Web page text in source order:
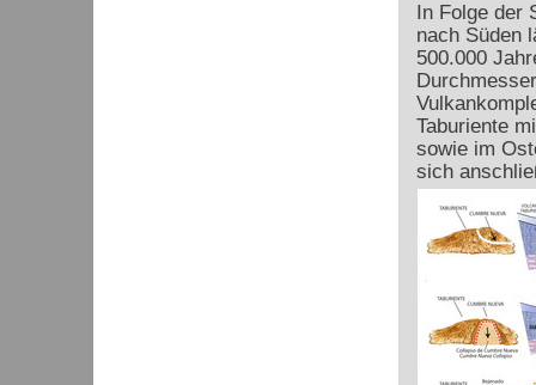
In Folge der
nach Süden
500.000
Taburiente
sowie im
sich